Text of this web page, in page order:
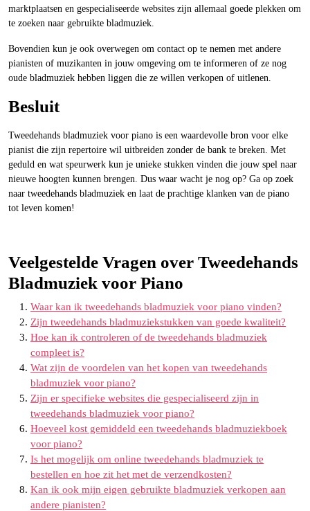
marktplaatsen en gespecialiseerde websites zijn allemaal goede plekken om
te zoeken naar gebruikte bladmuziek.
Bovendien kun je ook overwegen om contact op te nemen met andere
pianisten of muzikanten in jouw omgeving om te informeren of ze nog
oude bladmuziek hebben liggen die ze willen verkopen of uitlenen.
Besluit
Tweedehands bladmuziek voor piano is een waardevolle bron voor elke
pianist die zijn repertoire wil uitbreiden zonder de bank te breken. Met
geduld en wat speurwerk kun je unieke stukken vinden die jouw spel naar
nieuwe hoogten kunnen brengen. Dus waar wacht je nog op? Ga op zoek
naar tweedehands bladmuziek en laat de prachtige klanken van de piano
tot leven komen!
Veelgestelde Vragen over Tweedehands
Bladmuziek voor Piano
Waar kan ik tweedehands bladmuziek voor piano vinden?
Zijn tweedehands bladmuziekstukken van goede kwaliteit?
Hoe kan ik controleren of de tweedehands bladmuziek
compleet is?
Wat zijn de voordelen van het kopen van tweedehands
bladmuziek voor piano?
Zijn er specifieke websites die gespecialiseerd zijn in
tweedehands bladmuziek voor piano?
Hoeveel kost gemiddeld een tweedehands bladmuziekboek
voor piano?
Is het mogelijk om online tweedehands bladmuziek te
bestellen en hoe zit het met de verzendkosten?
Kan ik ook mijn eigen gebruikte bladmuziek verkopen aan
andere pianisten?